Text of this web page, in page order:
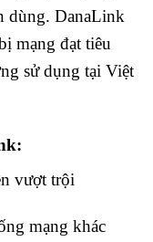
dùng. DanaLink
mạng đạt tiêu
sử dụng tại Việt
vượt trội
mạng khác